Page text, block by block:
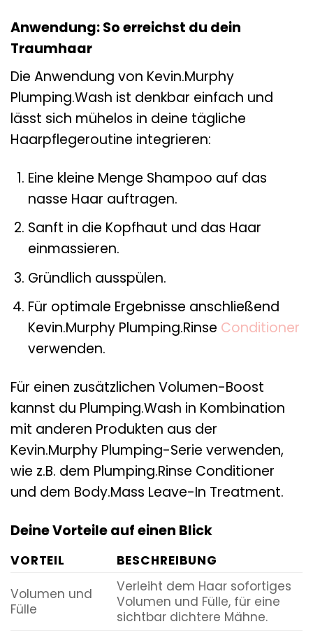
Anwendung: So erreichst du dein
Traumhaar
Die Anwendung von Kevin.Murphy
Plumping.Wash ist denkbar einfach und
lässt sich mühelos in deine tägliche
Haarpflegeroutine integrieren:
Eine kleine Menge Shampoo auf das
nasse Haar auftragen.
Sanft in die Kopfhaut und das Haar
einmassieren.
Gründlich ausspülen.
Für optimale Ergebnisse anschließend
Kevin.Murphy Plumping.Rinse Conditioner
verwenden.
Für einen zusätzlichen Volumen-Boost
kannst du Plumping.Wash in Kombination
mit anderen Produkten aus der
Kevin.Murphy Plumping-Serie verwenden,
wie z.B. dem Plumping.Rinse Conditioner
und dem Body.Mass Leave-In Treatment.
Deine Vorteile auf einen Blick
VORTEIL
BESCHREIBUNG
Volumen und
Fülle
Verleiht dem Haar sofortiges
Volumen und Fülle, für eine
sichtbar dichtere Mähne.